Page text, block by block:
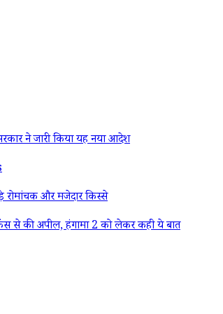
ने जारी किया यह नया आदेश
और मजेदार किस्से
से की अपील, हंगामा 2 को लेकर कही ये बात